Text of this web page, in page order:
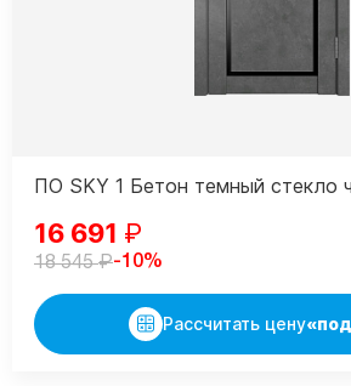
ПО SKY 1 Бетон темный стекло
16 691 ₽
18 545₽-10%
Рассчитать цену